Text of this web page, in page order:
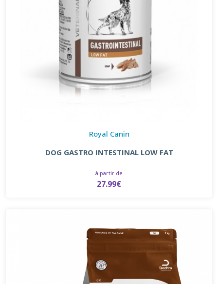
Royal Canin
DOG GASTRO INTESTINAL LOW FAT
à partir de
27.99€